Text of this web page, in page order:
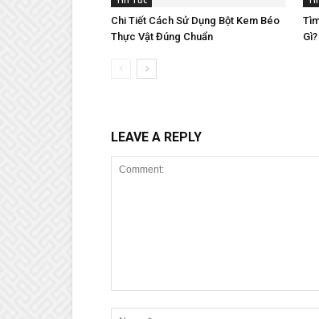
Chi Tiết Cách Sử Dụng Bột Kem Béo
Thực Vật Đúng Chuẩn
Gì?
LEAVE A REPLY